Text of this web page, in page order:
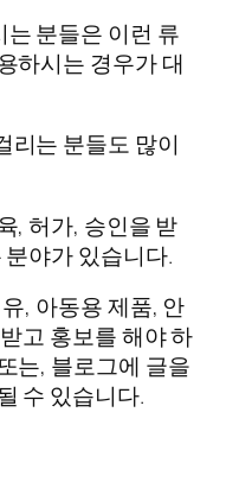
분들은 이런 류
하시는 경우가 대
리는 분들도 많이
, 허가, 승인을 받
야가 있습니다.
, 아동용 제품, 안
고 홍보를 해야 하
는, 블로그에 글을
수 있습니다.